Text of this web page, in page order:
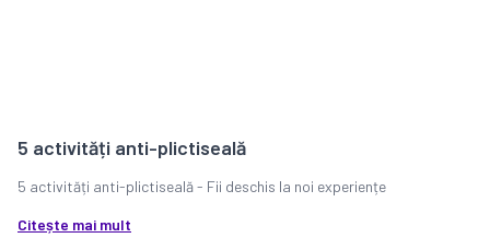
5 activități anti-plictiseală
5 activități anti-plictiseală - Fii deschis la noi experiențe
Citește mai mult